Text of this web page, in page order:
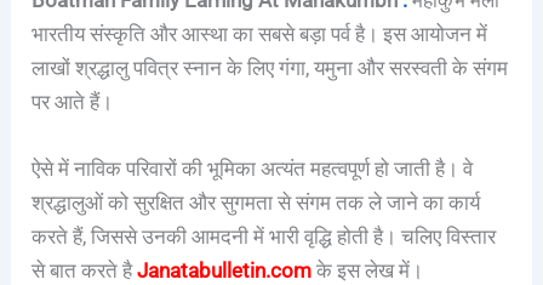
भारतीय संस्कृति और आस्था का सबसे बड़ा पर्व है। इस आयोजन में
लाखों श्रद्धालु पवित्र स्नान के लिए गंगा, यमुना और सरस्वती के संगम
पर आते हैं।
ऐसे में नाविक परिवारों की भूमिका अत्यंत महत्वपूर्ण हो जाती है। वे
श्रद्धालुओं को सुरक्षित और सुगमता से संगम तक ले जाने का कार्य
करते हैं, जिससे उनकी आमदनी में भारी वृद्धि होती है। चलिए विस्तार
से बात करते हैJanatabulletin.com के इस लेख में।